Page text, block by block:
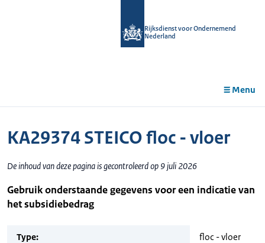
Rijksdienst voor Ondernemend
Nederland
Menu
KA29374 STEICO floc - vloer
De inhoud van deze pagina is gecontroleerd op 9 juli 2026
Gebruik onderstaande gegevens voor een indicatie van
het subsidiebedrag
Type: floc - vloer